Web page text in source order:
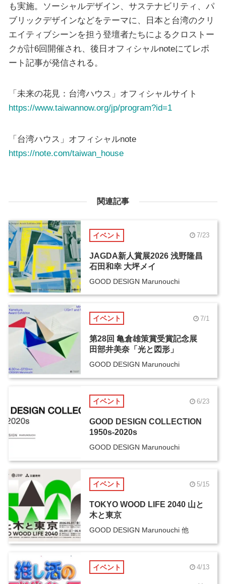
も実施。ソーシャルデザイン、サステナビリティ、パ
ブリックデザインなどをテーマに、日本と台湾のクリ
エイティブシーンを担う登壇者たちによるクロストー
クが計6回開催され、後日オフィシャルnoteにてレポ
ート記事が発信される。
「未来の花見：台湾ハウス」オフィシャルサイト
https://www.taiwannow.org/jp/program?id=1
「台湾ハウス」オフィシャルnote
https://note.com/taiwan_house
関連記事
イベント 7/23
JAGDA新人賞展2026 浅野隆昌
石田和幸 大坪メイ
GOOD DESIGN Marunouchi
イベント 7/1
第28回 亀倉雄策賞受賞記念展
田部井美奈「光と図形」
GOOD DESIGN Marunouchi
イベント 6/23
GOOD DESIGN COLLECTION
1950s-2020s
GOOD DESIGN Marunouchi
イベント 5/15
TOKYO WOOD LIFE 2040 山と
木と東京
GOOD DESIGN Marunouchi 他
イベント 4/13